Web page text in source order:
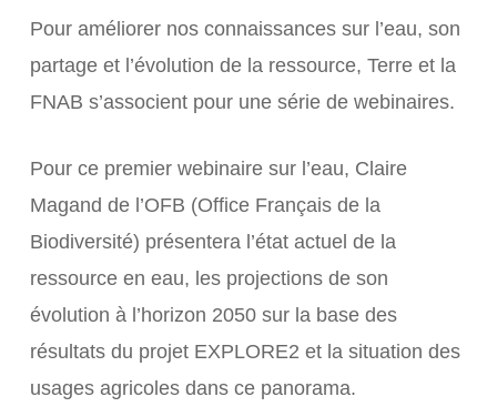
Pour améliorer nos connaissances sur l’eau, son
partage et l’évolution de la ressource, Terre et la
FNAB s’associent pour une série de webinaires.
Pour ce premier webinaire sur l’eau, Claire
Magand de l’OFB (Office Français de la
Biodiversité) présentera l’état actuel de la
ressource en eau, les projections de son
évolution à l’horizon 2050 sur la base des
résultats du projet EXPLORE2 et la situation des
usages agricoles dans ce panorama.